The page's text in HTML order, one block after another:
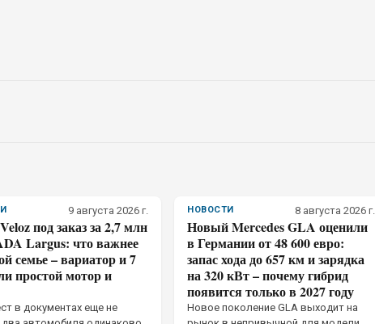
9 августа 2026 г.
под заказ за 2,7 млн
Largus: что важнее
семье – вариатор и 7
простой мотор и
в документах еще не
НОВОСТИ 8 августа 2026 г.
Новый Mercedes GLA оценили
в Германии от 48 600 евро:
запас хода до 657 км и зарядка
на 320 кВт – почему гибрид
появится только в 2027 году
Новое поколение GLA выходит на